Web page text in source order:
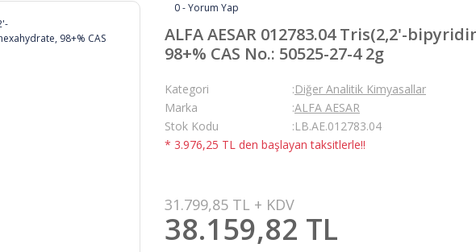
0 - Yorum Yap
ALFA AESAR 012783.04 Tris(2,2'-
98+% CAS No.: 50525-27-4 2g
Kategori
Diğer Analitik Kimyasallar
Marka
ALFA AESAR
Stok Kodu
LB.AE.012783.04
* 3.976,25 TL den başlayan taksitlerle!!
31.799,85 TL + KDV
38.159,82 TL